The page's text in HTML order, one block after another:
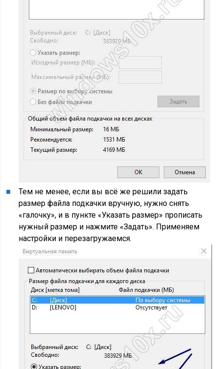
Тем не менее, если вы всё же решили задать
размер файла подкачки вручную, нужно снять
«галочку», и в пункте «Указать размер» прописать
нужный размер и нажмите «Задать». Применяем
настройки и перезагружаемся.